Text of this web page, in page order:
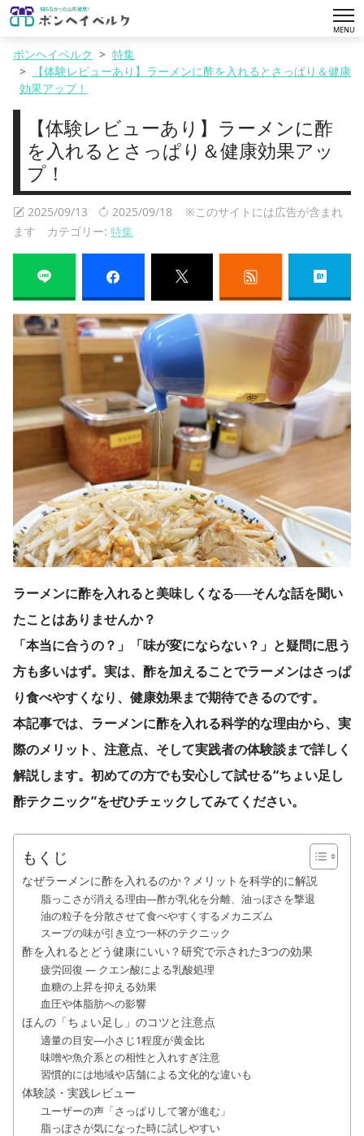
MENU
ボンヘイベルク
特集
【体験レビューあり】ラーメンに酢を入れるとさっぱり＆健康
効果アップ！
【体験レビューあり】ラーメンに酢
を入れるとさっぱり＆健康効果アッ
プ！
2025/09/13 2025/09/18 ※このサイトには広告が含まれ
ます カテゴリー: 特集
ラーメンに酢を入れると美味しくなる──そんな話を聞い
たことはありませんか？
「本当に合うの？」「味が変にならない？」と疑問に思う
方も多いはず。実は、酢を加えることでラーメンはさっぱ
り食べやすくなり、健康効果まで期待できるのです。
本記事では、ラーメンに酢を入れる科学的な理由から、実
際のメリット、注意点、そして実践者の体験談まで詳しく
解説します。初めての方でも安心して試せる“ちょい足し
酢テクニック”をぜひチェックしてみてください。
もくじ
なぜラーメンに酢を入れるのか？メリットを科学的に解説
脂っこさが消える理由—酢が乳化を分離、油っぽさを撃退
油の粒子を分散させて食べやすくするメカニズム
スープの味が引き立つ一杯のテクニック
酢を入れるとどう健康にいい？研究で示された3つの効果
疲労回復 — クエン酸による乳酸処理
血糖の上昇を抑える効果
血圧や体脂肪への影響
ほんの「ちょい足し」のコツと注意点
適量の目安—小さじ1程度が黄金比
味噌や魚介系との相性と入れすぎ注意
習慣的には地域や店舗による文化的な違いも
体験談・実践レビュー
ユーザーの声「さっぱりして箸が進む」
脂っぽさが気になった時に試しやすい